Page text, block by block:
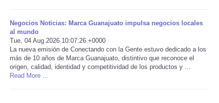
Salud
Tecnologia
Negocios Noticias: Marca Guanajuato impulsa negocios locales
al mundo
Tue, 04 Aug 2026 10:07:26 +0000
La nueva emisión de Conectando con la Gente estuvo dedicado a los
más de 10 años de Marca Guanajuato, distintivo que reconoce el
origen, calidad, identidad y competitividad de los productos y ...
Read More ...